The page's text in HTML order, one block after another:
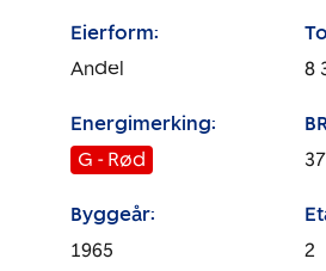
Eierform:
Andel
8
Energimerking:
G - Rød
37
Byggeår:
1965
2